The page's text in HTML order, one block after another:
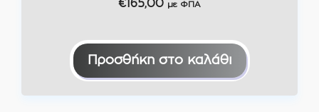
€165,00 με ΦΠΑ
Προσθήκη στο καλάθι